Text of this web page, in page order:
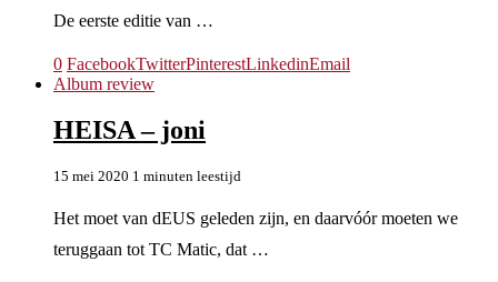
De eerste editie van …
0 FacebookTwitterPinterestLinkedinEmail
Album review
HEISA – joni
15 mei 2020 1 minuten leestijd
Het moet van dEUS geleden zijn, en daarvóór moeten we
teruggaan tot TC Matic, dat …